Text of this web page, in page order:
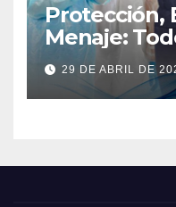
Protección,
Menaje:
negocio
lugar
29 DE ABRIL DE